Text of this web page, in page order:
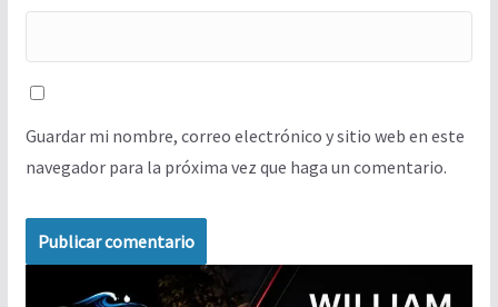
Guardar mi nombre, correo electrónico y sitio web en este
navegador para la próxima vez que haga un comentario.